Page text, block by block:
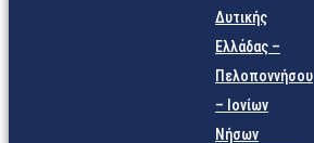
Δυτικής
Ελλάδας –
Πελοποννήσου
– Ιονίων
Νήσων